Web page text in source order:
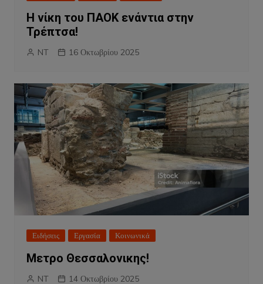
Η νίκη του ΠΑΟΚ ενάντια στην
Τρέπτσα!
NT 16 Οκτωβρίου 2025
Ειδήσεις Εργασία Κοινωνικά
Μετρο Θεσσαλονικης!
NT 14 Οκτωβρίου 2025